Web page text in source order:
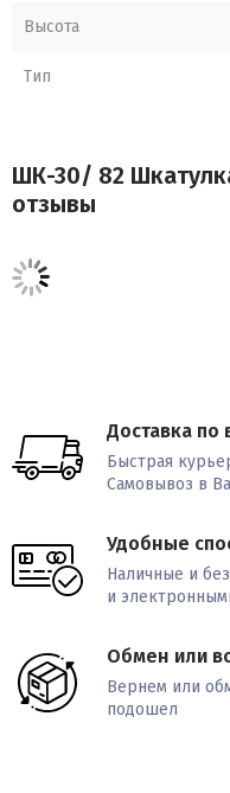
Высота
Тип
ШК-30/ 82
отзывы
Доставка по
Быстрая
Самовывоз в
Удобные
Наличные и
и
Обмен или
Вернем или
подошел